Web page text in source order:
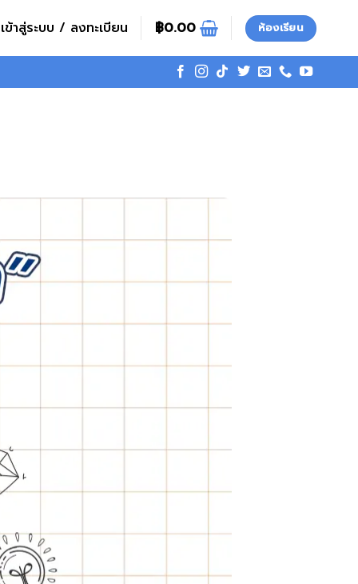
เข้าสู่ระบบ / ลงทะเบียน ฿0.00 ห้องเรียน